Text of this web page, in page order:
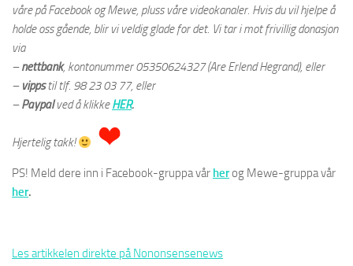
våre på Facebook og Mewe, pluss våre videokanaler. Hvis du vil hjelpe å
holde oss gående, blir vi veldig glade for det. Vi tar i mot frivillig donasjon
via
–nettbank, kontonummer 05350624327 (Are Erlend Hegrand), eller
– vippstil tlf. 98 23 03 77, eller
–Paypalved å klikkeHER.
Hjertelig takk!
PS! Meld dere inn i Facebook-gruppa vår herog Mewe-gruppa vår
her.
Les artikkelen direkte på Nononsensenews